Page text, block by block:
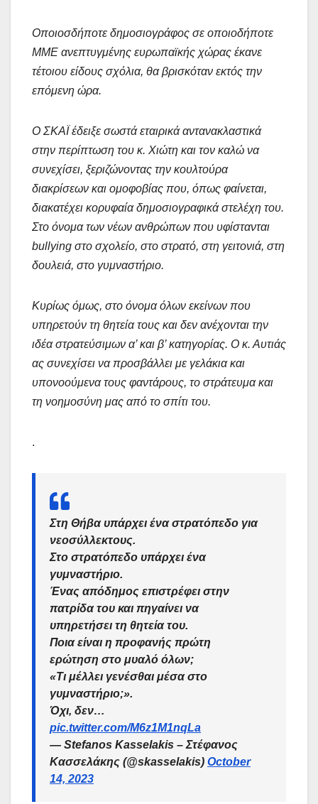
Οποιοσδήποτε δημοσιογράφος σε οποιοδήποτε
ΜΜΕ ανεπτυγμένης ευρωπαϊκής χώρας έκανε
τέτοιου είδους σχόλια, θα βρισκόταν εκτός την
επόμενη ώρα.
Ο ΣΚΑΪ έδειξε σωστά εταιρικά αντανακλαστικά
στην περίπτωση του κ. Χιώτη και τον καλώ να
συνεχίσει, ξεριζώνοντας την κουλτούρα
διακρίσεων και ομοφοβίας που, όπως φαίνεται,
διακατέχει κορυφαία δημοσιογραφικά στελέχη του.
Στο όνομα των νέων ανθρώπων που υφίστανται
bullying στο σχολείο, στο στρατό, στη γειτονιά, στη
δουλειά, στο γυμναστήριο.
Κυρίως όμως, στο όνομα όλων εκείνων που
υπηρετούν τη θητεία τους και δεν ανέχονται την
ιδέα στρατεύσιμων α’ και β’ κατηγορίας. Ο κ. Αυτιάς
ας συνεχίσει να προσβάλλει με γελάκια και
υπονοούμενα τους φαντάρους, το στράτευμα και
τη νοημοσύνη μας από το σπίτι του.
.
Στη Θήβα υπάρχει ένα στρατόπεδο για
νεοσύλλεκτους.
Στο στρατόπεδο υπάρχει ένα
γυμναστήριο.
Ένας απόδημος επιστρέφει στην
πατρίδα του και πηγαίνει να
υπηρετήσει τη θητεία του.
Ποια είναι η προφανής πρώτη
ερώτηση στο μυαλό όλων;
«Τι μέλλει γενέσθαι μέσα στο
γυμναστήριο;».
Όχι, δεν…
pic.twitter.com/M6z1M1nqLa
— Stefanos Kasselakis – Στέφανος
Κασσελάκης (@skasselakis) October
14, 2023